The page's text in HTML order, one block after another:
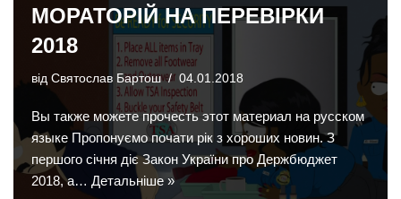
МОРАТОРІЙ НА ПЕРЕВІРКИ
2018
від Святослав Бартош 04.01.2018
Вы также можете прочесть этот материал на русском
языке Пропонуємо почати рік з хороших новин. З
першого січня діє Закон України про Держбюджет
2018, а… Детальніше »